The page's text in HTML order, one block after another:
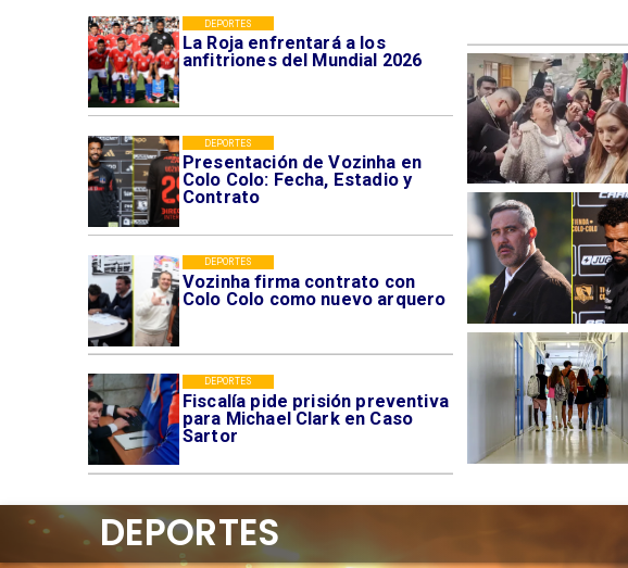
La Roja enfrentará a los
anfitriones del Mundial 2026
DEPORTES
Presentación de Vozinha en
Colo Colo: Fecha, Estadio y
Contrato
DEPORTES
Vozinha firma contrato con
Colo Colo como nuevo arquero
DEPORTES
Fiscalía pide prisión preventiva
para Michael Clark en Caso
Sartor
DEPORTES
DEPORTES